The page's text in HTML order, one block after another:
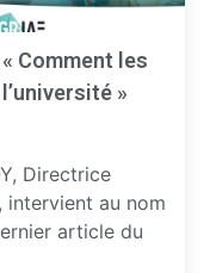
Comment les
»
Directrice
intervient au nom
article du